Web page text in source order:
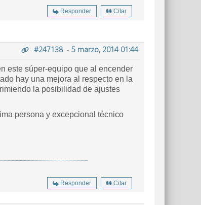
Responder Citar
#247138- 5 marzo, 2014 01:44
este súper-equipo que al encender
hay una mejora al respecto en la
la posibilidad de ajustes
persona y excepcional técnico
Responder Citar